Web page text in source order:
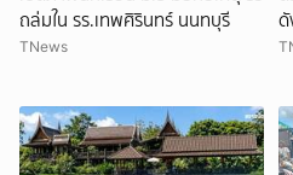
ถล่มใน รร.เทพศิรินทร์ นนทบุรี
TNews
ดั